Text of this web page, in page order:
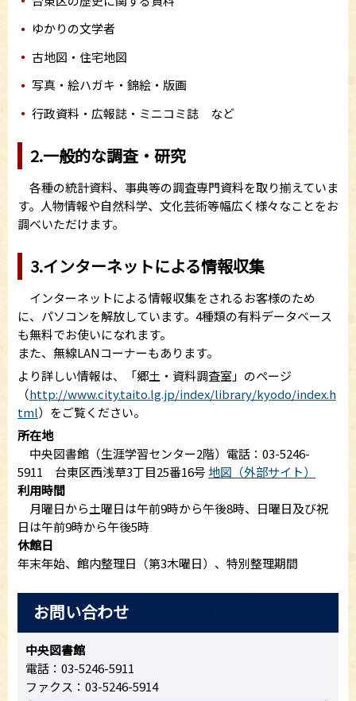
ゆかりの文学者
古地図・住宅地図
写真・絵ハガキ・錦絵・版画
行政資料・広報誌・ミニコミ誌 など
2.一般的な調査・研究
各種の統計資料、事典等の調査専門資料を取り揃えていま
す。人物情報や自然科学、文化芸術等幅広く様々なことをお
調べいただけます。
3.インターネットによる情報収集
インターネットによる情報収集をされるお客様のため
に、パソコンを解放しています。4種類の有料データベース
も無料でお使いになれます。
また、無線LANコーナーもあります。
より詳しい情報は、「郷土・資料調査室」のページ
（http://www.city.taito.lg.jp/index/library/kyodo/index.h
tml）をご覧ください。
所在地
中央図書館（生涯学習センター2階）電話：03-5246-
5911 台東区西浅草3丁目25番16号 地図（外部サイト）
利用時間
月曜日から土曜日は午前9時から午後8時、日曜日及び祝
日は午前9時から午後5時
休館日
年末年始、館内整理日（第3木曜日）、特別整理期間
お問い合わせ
中央図書館
電話：03-5246-5911
ファクス：03-5246-5914